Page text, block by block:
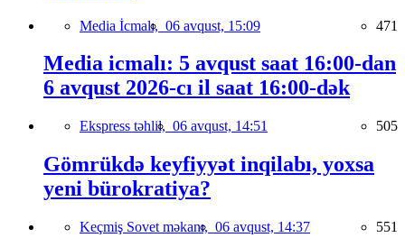
Media İcmalı, 06 avqust, 15:09 471
Media icmalı: 5 avqust saat 16:00-dan
6 avqust 2026-cı il saat 16:00-dək
Ekspress təhlil, 06 avqust, 14:51 505
Gömrükdə keyfiyyət inqilabı, yoxsa
yeni bürokratiya?
Keçmiş Sovet məkanı, 06 avqust, 14:37 551